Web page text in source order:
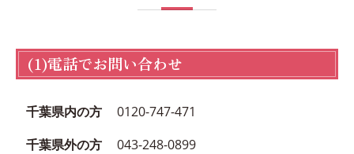
(1)電話でお問い合わせ
千葉県内の方
0120-747-471
千葉県外の方
043-248-0899